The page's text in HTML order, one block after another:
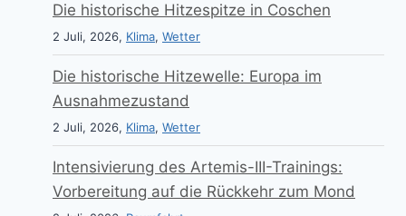
Die historische Hitzespitze in Coschen
2 Juli, 2026, Klima, Wetter
Die historische Hitzewelle: Europa im
Ausnahmezustand
2 Juli, 2026, Klima, Wetter
Intensivierung des Artemis-III-Trainings:
Vorbereitung auf die Rückkehr zum Mond